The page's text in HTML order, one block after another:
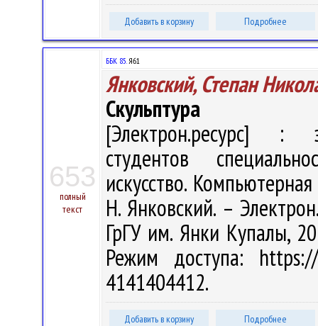
Добавить в корзину Подробнее
653
полный
текст
ББК 85.Я61
Янковский, Степан
Скульптура
[Электрон.ресурс] :
студентов
искусство.
Н. Янковский. –
ГрГУ им. Янки Купалы,
Режим доступа:
4141404412.
Добавить в корзину Подробнее